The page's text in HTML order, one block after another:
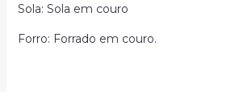
Sola: Sola em couro
Forro: Forrado em couro.